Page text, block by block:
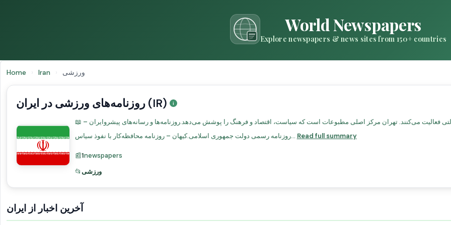
World Newspapers
Explore newspapers & news sites from 150+ countries
Home › Iran › ورزشی
روزنامه‌های ورزشی در ایران (IR)
📖 چشم‌انداز رسانه‌ای در ایرانرسانه‌های ایران تحت نظارت دولتی فعالیت می‌کنند. تهران مرکز اصلی مطبوعات است که سیاست، اقتصاد و فرهنگ را پوشش می‌دهد.روزنامه‌ها و رسانه‌های پیشروایران –
روزنامه رسمی دولت جمهوری اسلامی.کیهان – روزنامه محافظه‌کار با نفوذ سیاس... Read full summary
📰1newspapers
📂ورزشی
آخرین اخبار از ایران